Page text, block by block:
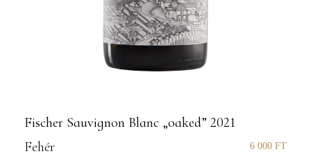
Fischer Sauvignon Blanc „oaked” 2021
Fehér
6 000 FT